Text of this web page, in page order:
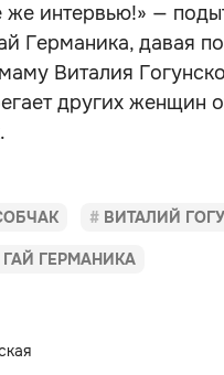
же интервью!» —
Германика, давая
Виталия
других женщин
ВИТАЛИЙ
ГЕРМАНИКА